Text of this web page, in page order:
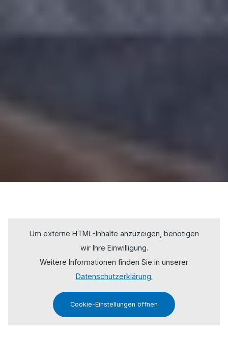
Um externe HTML-Inhalte anzuzeigen, benötigen
wir Ihre Einwilligung.
Weitere Informationen finden Sie in unserer
Datenschutzerklärung.
Cookie-Einstellungen öffnen